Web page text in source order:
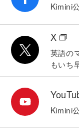
Lesson 43
許可を得るため
「彼女に伝えて
よろしいでしょ
を求めることが
Lesson 44
感情を表す形容
「私は驚きまし
のように、感情
切に使い分けが
Kimini
X
英語の
もいち
Kimini